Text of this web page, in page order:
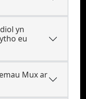
yn
eu
Mux ar